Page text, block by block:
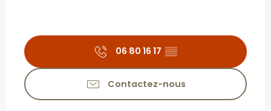
06 80 16 17 ▒▒
Contactez-nous